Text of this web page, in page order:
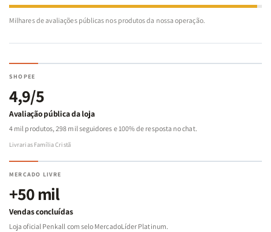
Milhares de avaliações públicas nos produtos da nossa operação.
SHOPEE
4,9/5
Avaliação pública da loja
4 mil produtos, 298 mil seguidores e 100% de resposta no chat.
Livrarias Família Cristã
MERCADO LIVRE
+50 mil
Vendas concluídas
Loja oficial Penkall com selo MercadoLíder Platinum.